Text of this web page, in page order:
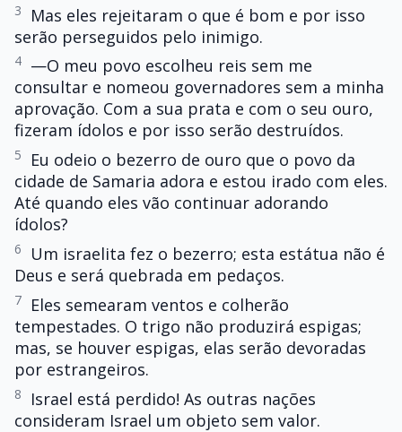
3
Mas eles rejeitaram o que é bom e por isso
serão perseguidos pelo inimigo.
4 —O meu povo escolheu reis sem me
consultar e nomeou governadores sem a minha
aprovação. Com a sua prata e com o seu ouro,
fizeram ídolos e por isso serão destruídos.
5
Eu odeio o bezerro de ouro que o povo da
cidade de Samaria adora e estou irado com eles.
Até quando eles vão continuar adorando
ídolos?
6
Um israelita fez o bezerro; esta estátua não é
Deus e será quebrada em pedaços.
7
Eles semearam ventos e colherão
tempestades. O trigo não produzirá espigas;
mas, se houver espigas, elas serão devoradas
por estrangeiros.
8
Israel está perdido! As outras nações
consideram Israel um objeto sem valor.